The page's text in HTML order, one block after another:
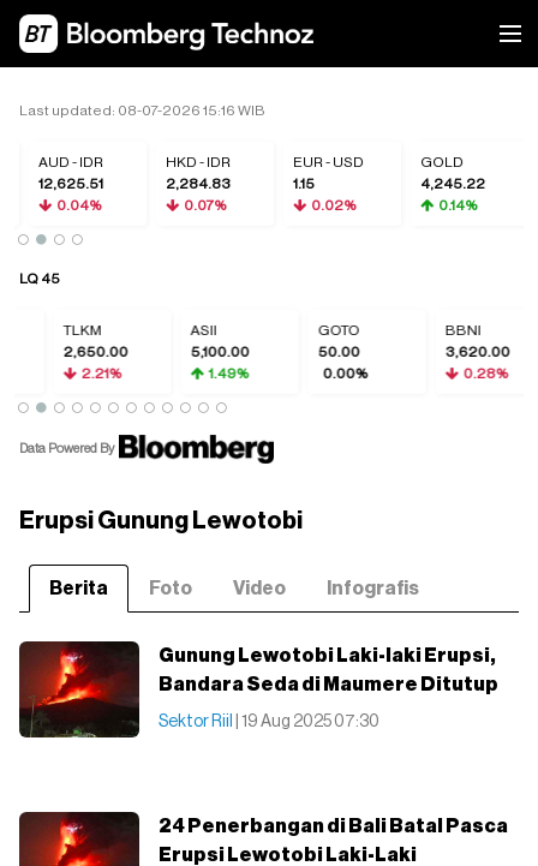
Last updated: 08-07-2026 15:16 WIB
AUD - IDR
12,625.51
0.04%
HKD - IDR
2,284.83
0.07%
EUR - USD
1.15
0.02%
GOLD
4,245.22
0.14%
LQ 45
TLKM
2,650.00
2.21%
ASII
5,100.00
1.49%
GOTO
50.00
0.00%
BBNI
3,620.00
0.28%
Data Powered By
Erupsi Gunung Lewotobi
Berita Foto Video Infografis
Gunung Lewotobi Laki-laki Erupsi,
Bandara Seda di Maumere Ditutup
Sektor Riil | 19 Aug 2025 07:30
24 Penerbangan di Bali Batal Pasca
Erupsi Lewotobi Laki-Laki